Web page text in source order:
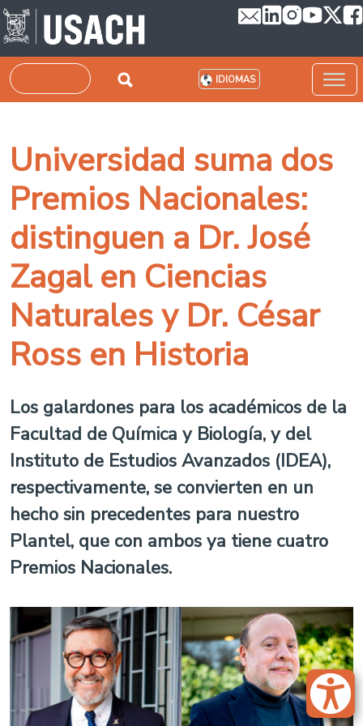
Pasar al contenido principal
Buscar IDIOMAS
Universidad suma dos
Premios Nacionales:
distinguen a Dr. José
Zagal en Ciencias
Naturales y Dr. César
Ross en Historia
Los galardones para los académicos de la
Facultad de Química y Biología, y del
Instituto de Estudios Avanzados (IDEA),
respectivamente, se convierten en un
hecho sin precedentes para nuestro
Plantel, que con ambos ya tiene cuatro
Premios Nacionales.